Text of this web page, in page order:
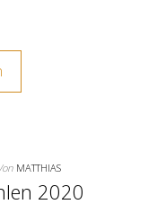
MATTHIAS
2020